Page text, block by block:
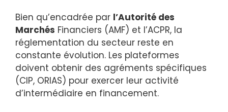
Bien qu’encadrée par l’Autorité des
Marchés Financiers (AMF) et l’ACPR, la
réglementation du secteur reste en
constante évolution. Les plateformes
doivent obtenir des agréments spécifiques
(CIP, ORIAS) pour exercer leur activité
d’intermédiaire en financement.